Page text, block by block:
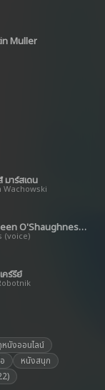
Muller
มาร์สเดน
Wachowski
Colleen O'Shaughnessey
(voice)
ร์รี่ย์
นังออนไลน์
หนังสนุก